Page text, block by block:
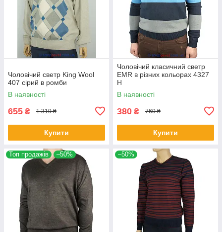
Чоловічий светр King Wool
407 сірий в ромби
В наявності
655 ₴ 1 310 ₴
Купити
Чоловічий класичний светр
EMR в різних кольорах 4327
Н
В наявності
380 ₴ 760 ₴
Купити
Топ продажів –50% –50%